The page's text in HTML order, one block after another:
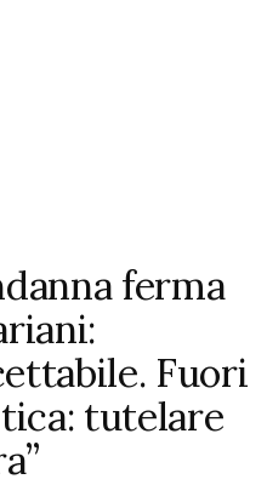
ferma
Fuori
tutelare